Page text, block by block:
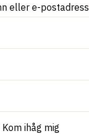
eller e-postadress
Kom ihåg mig